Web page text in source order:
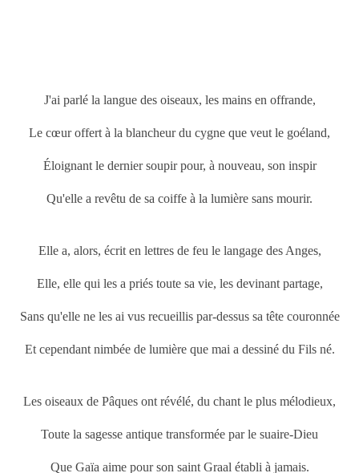
J'ai parlé la langue des oiseaux, les mains en offrande,
Le cœur offert à la blancheur du cygne que veut le goéland,
Éloignant le dernier soupir pour, à nouveau, son inspir
Qu'elle a revêtu de sa coiffe à la lumière sans mourir.
Elle a, alors, écrit en lettres de feu le langage des Anges,
Elle, elle qui les a priés toute sa vie, les devinant partage,
Sans qu'elle ne les ai vus recueillis par-dessus sa tête couronnée
Et cependant nimbée de lumière que mai a dessiné du Fils né.
Les oiseaux de Pâques ont révélé, du chant le plus mélodieux,
Toute la sagesse antique transformée par le suaire-Dieu
Que Gaïa aime pour son saint Graal établi à jamais.